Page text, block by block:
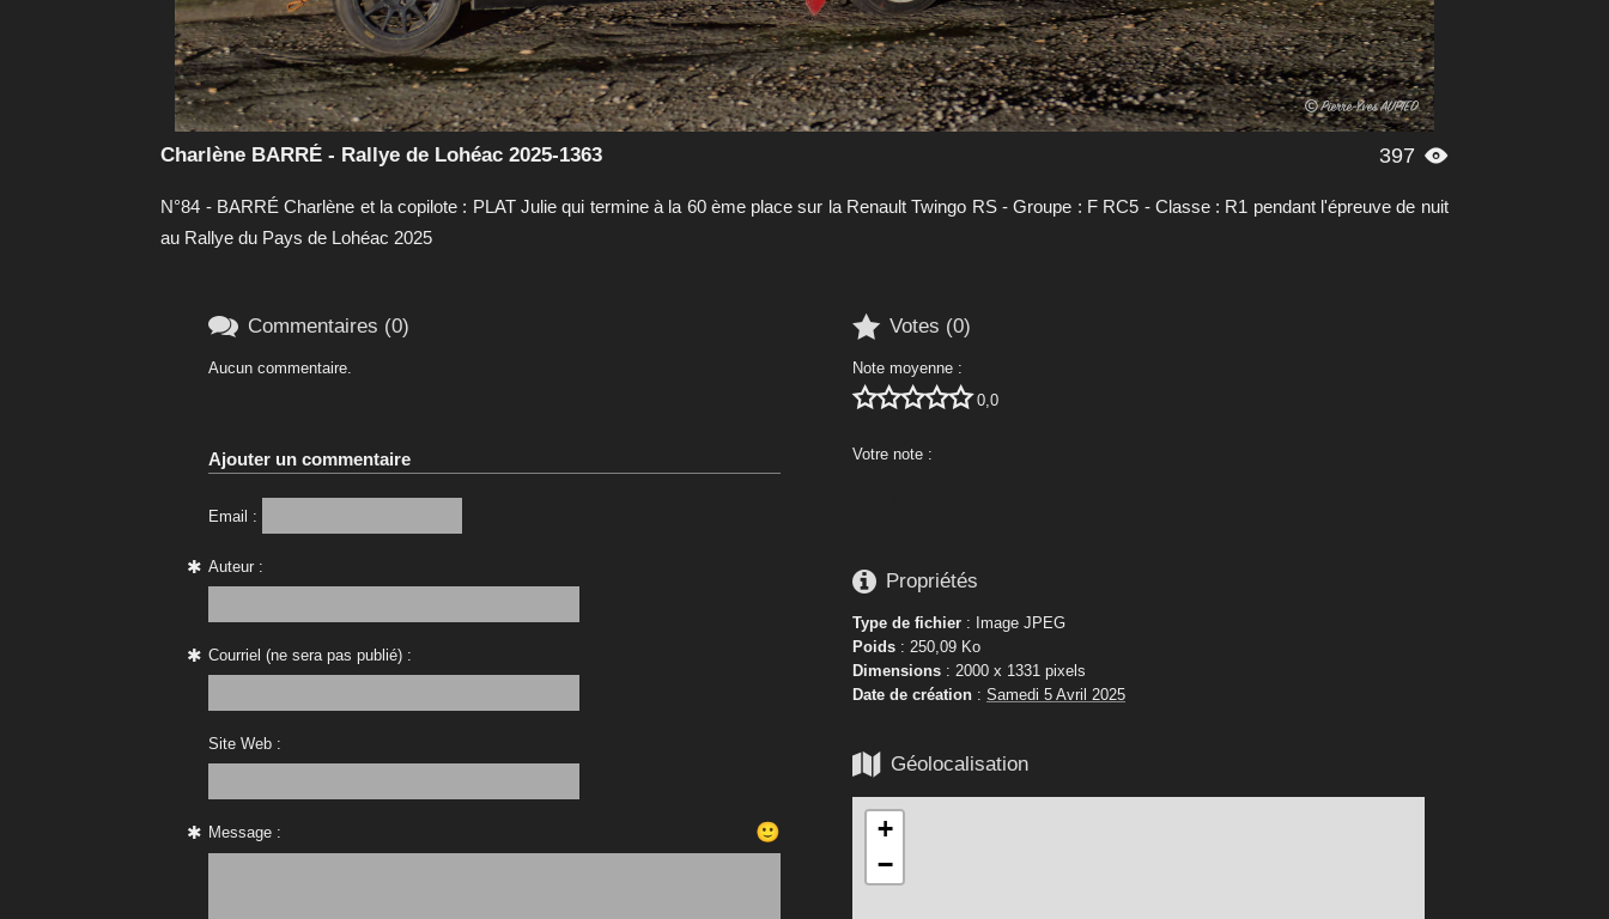
397 
Charlène BARRÉ - Rallye de Lohéac 2025-1363
N°84 - BARRÉ Charlène et la copilote : PLAT Julie qui termine à la 60 ème place sur la Renault Twingo RS - Groupe : F RC5 - Classe : R1 pendant l'épreuve de nuit
au Rallye du Pays de Lohéac 2025
 Votes (0)
Note moyenne :
 0,0
Votre note :
 Propriétés
Type de fichier : Image JPEG
Poids : 250,09 Ko
Dimensions : 2000 x 1331 pixels
Date de création : Samedi 5 Avril 2025
 Géolocalisation
+
−
 Commentaires (0)
Aucun commentaire.
Ajouter un commentaire
Email :
Auteur :
Courriel (ne sera pas publié) :
Site Web :
Message : 🙂